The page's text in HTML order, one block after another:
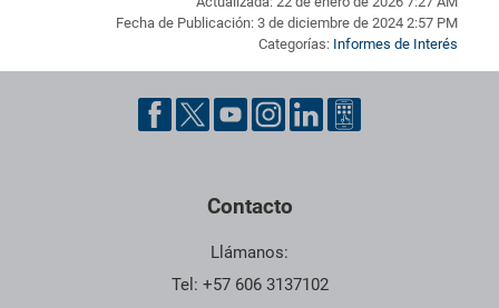
Fecha de Publicación: 3 de diciembre de 2024 2:57 PM
Categorías: Informes de Interés
Pie de página con información de contacto, redes sociales y
Contacto
Llámanos:
Tel: +57 606 3137102